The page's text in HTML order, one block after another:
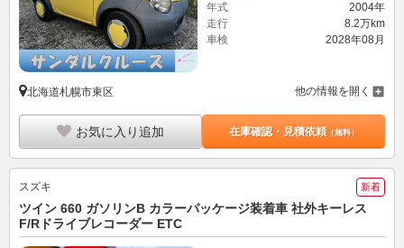
年式
2004年
走行
8.2万km
車検
2028年08月
北海道札幌市東区 他の情報を開く
お気に入り追加 在庫確認・見積依頼（無料）
スズキ 新着
ツイン 660 ガソリンB カラーパッケージ装着車 社外キーレス
F/Rドライブレコーダー ETC